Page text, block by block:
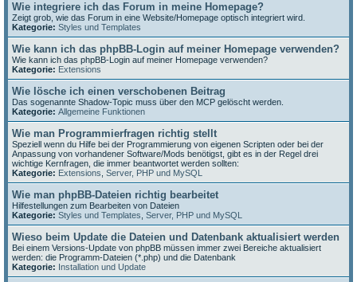
Wie integriere ich das Forum in meine Homepage?
Zeigt grob, wie das Forum in eine Website/Homepage optisch integriert wird.
Kategorie: Styles und Templates
Wie kann ich das phpBB-Login auf meiner Homepage verwenden?
Wie kann ich das phpBB-Login auf meiner Homepage verwenden?
Kategorie: Extensions
Wie lösche ich einen verschobenen Beitrag
Das sogenannte Shadow-Topic muss über den MCP gelöscht werden.
Kategorie: Allgemeine Funktionen
Wie man Programmierfragen richtig stellt
Speziell wenn du Hilfe bei der Programmierung von eigenen Scripten oder bei der
Anpassung von vorhandener Software/Mods benötigst, gibt es in der Regel drei
wichtige Kernfragen, die immer beantwortet werden sollten:
Kategorie: Extensions Server, PHP und MySQL
Wie man phpBB-Dateien richtig bearbeitet
Hilfestellungen zum Bearbeiten von Dateien
Kategorie: Styles und Templates Server, PHP und MySQL
Wieso beim Update die Dateien und Datenbank aktualisiert werden
Bei einem Versions-Update von phpBB müssen immer zwei Bereiche aktualisiert
werden: die Programm-Dateien (*.php) und die Datenbank
Kategorie: Installation und Update